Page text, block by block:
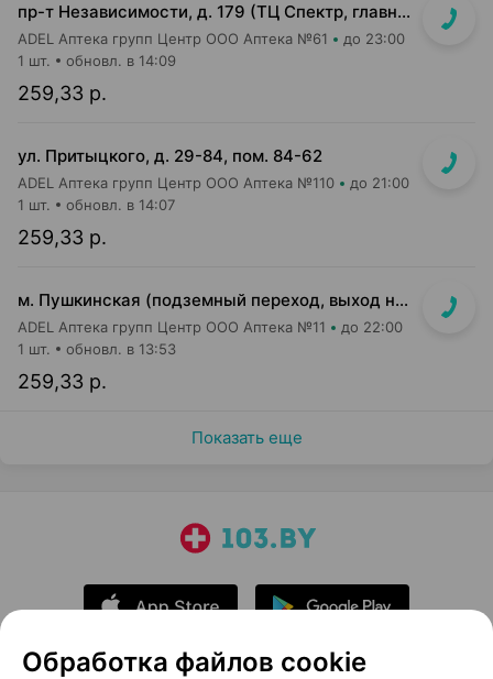
пр-т Независимости, д. 179 (ТЦ Спектр, главный вход, 1 этаж)
ADEL Аптека групп Центр ООО Аптека №61 до 23:00
259,33 р.
1 шт. обновл. в 14:09
ул. Притыцкого, д. 29-84, пом. 84-62
ADEL Аптека групп Центр ООО Аптека №110 до 21:00
259,33 р.
1 шт. обновл. в 14:07
м. Пушкинская (подземный переход, выход на гостиницу "Орбита")
ADEL Аптека групп Центр ООО Аптека №11 до 22:00
259,33 р.
1 шт. обновл. в 13:53
Показать еще
Обработка файлов cookie